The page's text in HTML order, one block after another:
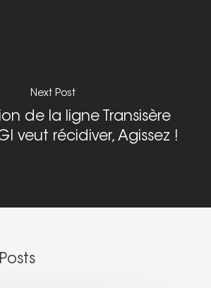
Next Post
de la ligne Transisère
veut récidiver, Agissez !